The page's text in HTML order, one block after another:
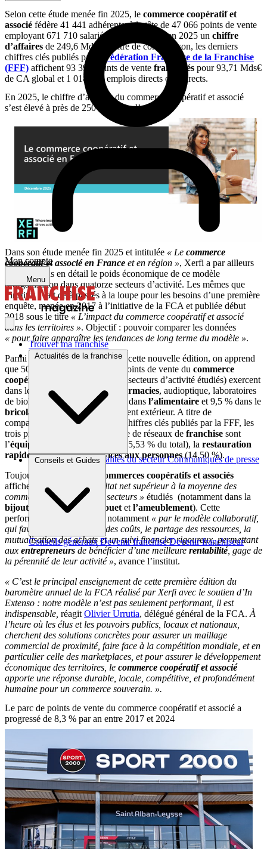
Mon compte
Menu
Trouver ma franchise
Actualités de la franchise
Brèves et actus Actualités du secteur Communiqués de presse
Conseils et Guides
Conseils généraux Devenir franchisé Devenir franchiseur
Selon cette étude menée fin 2025, le commerce coopératif et
associé fédère 41 441 adhérents, à la tête de 47 066 points de vente
employant 671 710 salariés et ayant réalisé en 2025 un chiffre
d’affaires de 249,6 Mds€. A titre de comparaison, les derniers
chiffres clés publiés par la
Fédération Française de la Franchise
(FFF) affichent 93 395 points de vente franchisés pour 93,71 Mds€
de CA global et 1 018 038 emplois directs et indirects.
En 2025, le chiffre d’affaires du commerce coopératif et associé
s’est élevé à près de 250 milliards d’euros
Dans son étude menée fin 2025 et intitulée « Le commerce
coopératif et associé en France et en région », Xerfi a par ailleurs
examiné plus en détail le poids économique de ce modèle
d’organisation dans quatorze secteurs d’activité. Les mêmes que
l’institut avait déjà passés à la loupe pour les besoins d’une première
enquête, menée en 2017 à l’initiative de la FCA et publiée début
2018 sous le titre « L’impact du commerce coopératif et associé
dans les territoires ». Objectif : pouvoir comparer les données
« pour faire apparaître les tendances de long terme du modèle ».
Parmi les enseignements tirés de cette nouvelle édition, on apprend
que 50 % des quelques 35 000 points de vente du commerce
coopératif et associé
(sur les 14 secteurs d’activité étudiés) exercent
dans le domaine de la santé (
pharmacies, audioptique, laboratoires
de biologie médicale…), 17,5 % dans l’alimentaire et 9,5 % dans le
bricolage-jardinage-aménagement extérieur. A titre de
comparaison, selon les derniers chiffres clés publiés par la FFF, les
trois premiers secteurs en nombre de réseaux de franchise sont
l’équipement de la personne (15,53 % du total), la restauration
rapide(14,64 %) et leservices aux personnes (14,50 %).
Toujours selon Xerfi, les
commerces coopératifs et associés
affichent
« un taux de résultat net supérieur à la moyenne des
commerces pour 85 % des secteurs » étudiés (notamment dans la
bijouterie-horlogerie
jouet et l’ameublement). Cette
performance s’expliquerait notamment « par le modèle collaboratif,
qui favorise l’optimisation des coûts, le partage des ressources, la
mutualisation des achats et un suivi financier rigoureux, permettant
aux entrepreneurs de bénéficier d’une meilleure rentabilité, gage de
la pérennité de leur activité », avance l’institut.
« C’est le principal enseignement de cette première édition du
baromètre annuel de la FCA réalisé par Xerfi avec le soutien d’In
Extenso : notre modèle n’est pas seulement performant, il est
indispensable, réagit Olivier Urrutia, délégué général de la FCA. À
l’heure où les élus et les pouvoirs publics, locaux et nationaux,
cherchent des solutions concrètes pour assurer un maillage
commercial de proximité, faire face à la compétition mondiale, et en
particulier celle des marketplaces, et pour assurer le développement
économique des territoires, le commerce coopératif et associé
apporte une réponse durable, locale, compétitive, et profondément
humaine pour un commerce souverain. ».
Le parc de points de vente du commerce coopératif et associé a
progressé de 8,3 % par an entre 2017 et 2024